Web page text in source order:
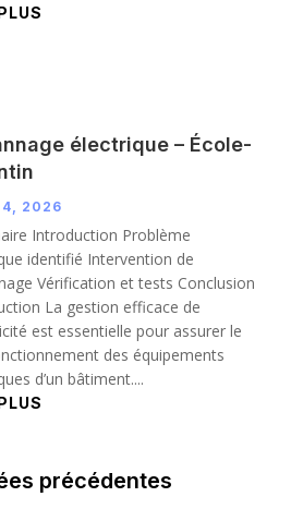
électrique – École-
4, 2026
Introduction Problème
identifié Intervention de
Vérification et tests Conclusion
La gestion efficace de
est essentielle pour assurer le
des équipements
d’un bâtiment....
précédentes